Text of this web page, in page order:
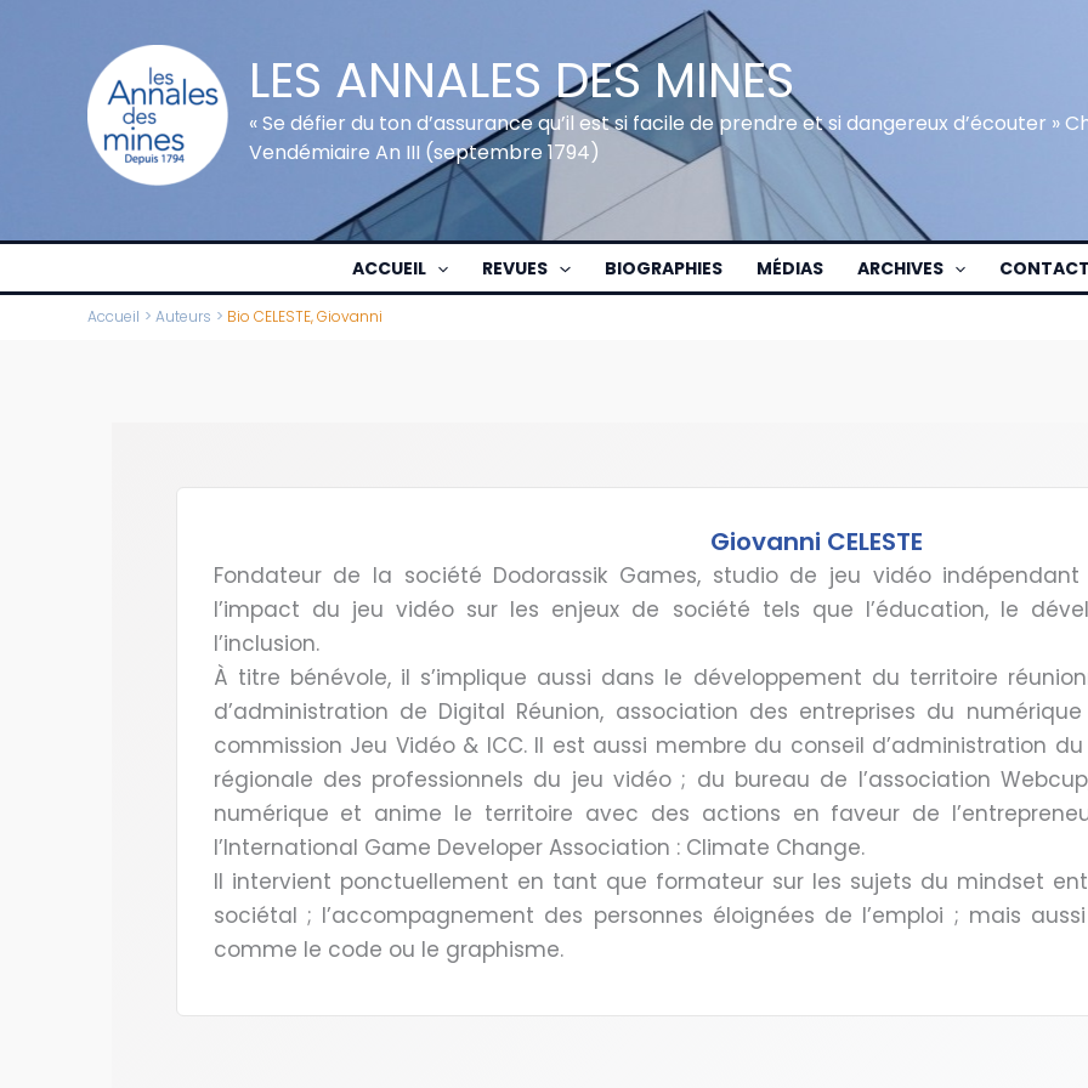
LES ANNALES DES MINES
« Se défier du ton d’assurance qu’il est si facile de prendre et si dangereux d’écouter »
Vendémiaire An III (septembre 1794)
ACCUEIL REVUES BIOGRAPHIES MÉDIAS ARCHIVES CONTACT
Accueil Auteurs Bio CELESTE, Giovanni
Giovanni CELESTE
Fondateur de la société Dodorassik Games, studio de jeu vidéo
l’impact du jeu vidéo sur les enjeux de société tels que l’éducation, le
l’inclusion.
À titre bénévole, il s’implique aussi dans le développement du territoire
d’administration de Digital Réunion, association des entreprises du
commission Jeu Vidéo & ICC. Il est aussi membre du conseil d’administration
régionale des professionnels du jeu vidéo ; du bureau de l’association
numérique et anime le territoire avec des actions en faveur de
l’International Game Developer Association : Climate Change.
Il intervient ponctuellement en tant que formateur sur les sujets du mindset
sociétal ; l’accompagnement des personnes éloignées de l’emploi ; mais
comme le code ou le graphisme.